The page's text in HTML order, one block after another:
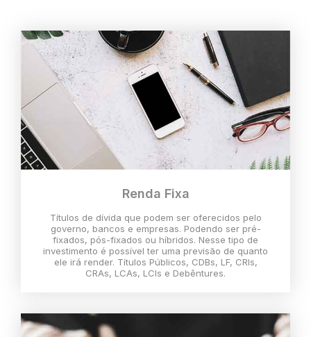
Renda Fixa
Títulos de dívida que podem ser oferecidos pelo
governo, bancos e empresas. Podendo ser pré-
fixados, pós-fixados ou híbridos. Nesse tipo de
investimento é possível ter uma previsão de quanto
ele irá render. Títulos Públicos, CDBs, LF, CRIs,
CRAs, LCAs, LCIs e Debêntures.